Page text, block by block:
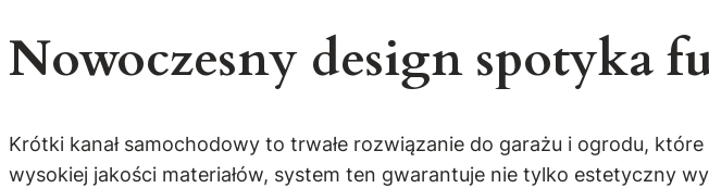
Nowoczesny design spotyka
Krótki kanał samochodowy to trwałe rozwiązanie do garażu i ogrodu,
wysokiej jakości materiałów, system ten gwarantuje nie tylko estetyczny